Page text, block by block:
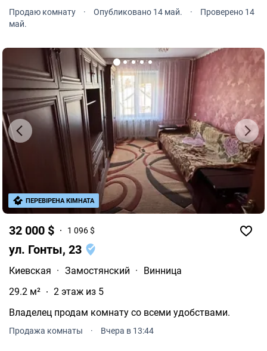
Продаю комнату · Опубликовано 14 май. ·
Проверено 14
май.
32 000 $ 1 096 $
ул. Гонты, 23
Киевская · Замостянский ·
Винница
29.2 м²
2 этаж из 5
Владелец продам комнату со всеми удобствами.
Продажа комнаты · Вчера в 13:44
ПЕРЕВІРЕНА КІМНАТА